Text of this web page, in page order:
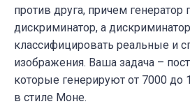
против друга, причем генератор
дискриминатор, а
классифицировать реальные и
изображения. Ваша задача –
которые генерируют от 7000 до
в стиле Моне.